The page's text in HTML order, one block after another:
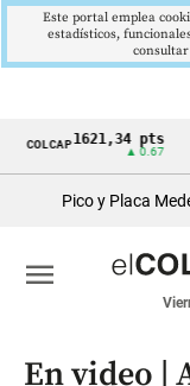
Cintillo
económicos
Colombia
1621,34 pts USD/
Pico y Placa
menu
En video |
Este portal emplea
estadísticos,